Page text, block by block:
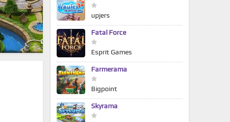
upjers
Fatal Force
Esprit Games
Farmerama
Bigpoint
Skyrama